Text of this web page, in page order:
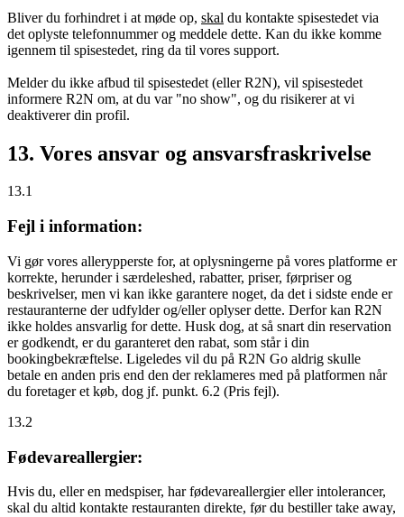
Bliver du forhindret i at møde op, skal du kontakte spisestedet via
det oplyste telefonnummer og meddele dette. Kan du ikke komme
igennem til spisestedet, ring da til vores support.
Melder du ikke afbud til spisestedet (eller R2N), vil spisestedet
informere R2N om, at du var "no show", og du risikerer at vi
deaktiverer din profil.
13. Vores ansvar og ansvarsfraskrivelse
13.1
Fejl i information:
Vi gør vores allerypperste for, at oplysningerne på vores platforme er
korrekte, herunder i særdeleshed, rabatter, priser, førpriser og
beskrivelser, men vi kan ikke garantere noget, da det i sidste ende er
restauranterne der udfylder og/eller oplyser dette. Derfor kan R2N
ikke holdes ansvarlig for dette. Husk dog, at så snart din reservation
er godkendt, er du garanteret den rabat, som står i din
bookingbekræftelse. Ligeledes vil du på R2N Go aldrig skulle
betale en anden pris end den der reklameres med på platformen når
du foretager et køb, dog jf. punkt. 6.2 (Pris fejl).
13.2
Fødevareallergier:
Hvis du, eller en medspiser, har fødevareallergier eller intolerancer,
skal du altid kontakte restauranten direkte, før du bestiller take away,